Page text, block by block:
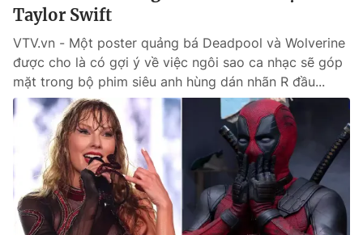
Taylor Swift
VTV.vn - Một poster quảng bá Deadpool và Wolverine
được cho là có gợi ý về việc ngôi sao ca nhạc sẽ góp
mặt trong bộ phim siêu anh hùng dán nhãn R đầu...